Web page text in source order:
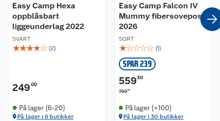
Easy Camp Hexa
oppblåsbart
liggeunderlag 2022
SVART
☆☆☆☆☆ (2)
24900
På lager (6-20)
På lager i 6 butikker
Easy Camp Falcon IV
Mummy fibersovepose
2026
SORT
☆☆☆☆☆ (1)
SPAR 239
55930
79900
På lager (+100)
På lager i 30 butikker